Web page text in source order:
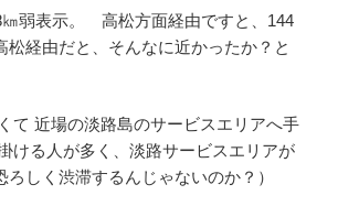
㎞弱表示。 高松方面経由ですと、144
松経由だと、そんなに近かったか？と
て 近場の淡路島のサービスエリアへ手
ける人が多く、淡路サービスエリアが
ろしく渋滞するんじゃないのか？）